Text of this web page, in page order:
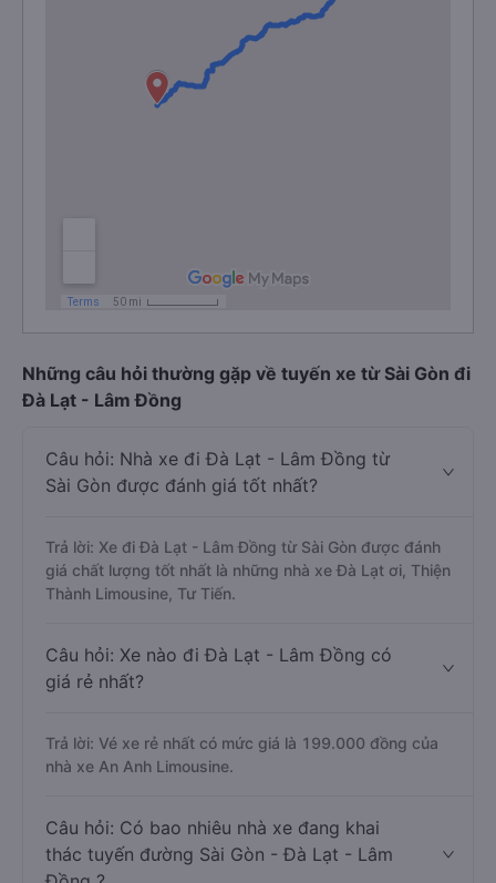
Những câu hỏi thường gặp về tuyến xe từ Sài Gòn đi
Đà Lạt - Lâm Đồng
Câu hỏi: Nhà xe đi Đà Lạt - Lâm Đồng từ
Sài Gòn được đánh giá tốt nhất?
Trả lời: Xe đi Đà Lạt - Lâm Đồng từ Sài Gòn được đánh
giá chất lượng tốt nhất là những nhà xe Đà Lạt ơi, Thiện
Thành Limousine, Tư Tiến.
Câu hỏi: Xe nào đi Đà Lạt - Lâm Đồng có
giá rẻ nhất?
Trả lời: Vé xe rẻ nhất có mức giá là 199.000 đồng của
nhà xe An Anh Limousine.
Câu hỏi: Có bao nhiêu nhà xe đang khai
thác tuyến đường Sài Gòn - Đà Lạt - Lâm